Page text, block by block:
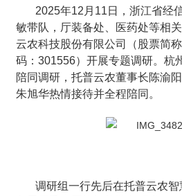
2025年12月11日，浙江省经
敏带队，厅装备处、医药处等相
云农科技股份有限公司（股票简
码：301556）开展专题调研。杭
陪同调研，托普云农董事长陈渝
朱旭华热情接待并全程陪同。
调研组一行先后在托普云农